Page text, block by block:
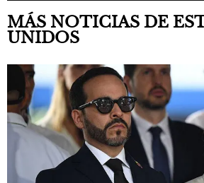
MÁS NOTICIAS DE
UNIDOS